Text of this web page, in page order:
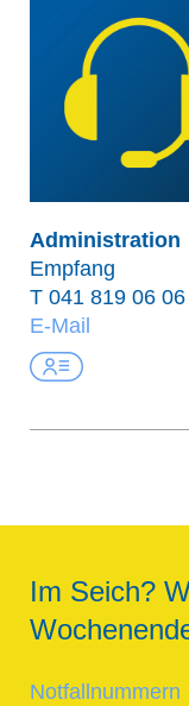
Administration
Empfang
T 041 819 06 06
E-Mail
Im Seich?
Notfallnummern